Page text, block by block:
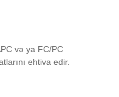
və ya FC/PC
ehtiva edir.